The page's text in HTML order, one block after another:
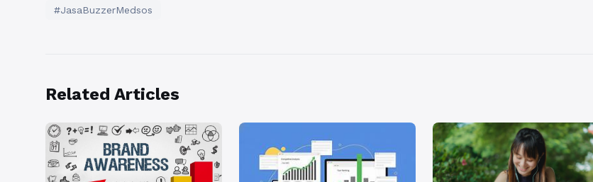
#JasaBuzzerMedsos
Related Articles